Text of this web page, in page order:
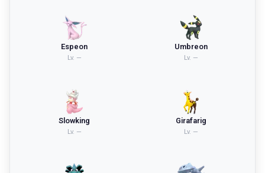
Espeon
Lv. —
Umbreon
Lv. —
Slowking
Lv. —
Girafarig
Lv. —